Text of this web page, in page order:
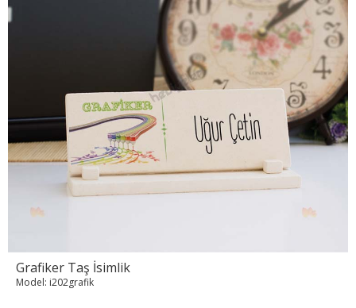
Grafiker Taş İsimlik
Model: i202grafik